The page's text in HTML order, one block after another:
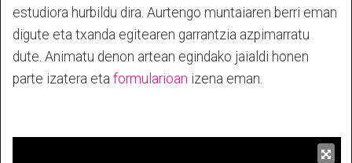
estudiora hurbildu dira. Aurtengo muntaiaren berri eman
digute eta txanda egitearen garrantzia azpimarratu
dute. Animatu denon artean egindako jaialdi honen
parte izatera eta formularioan izena eman.